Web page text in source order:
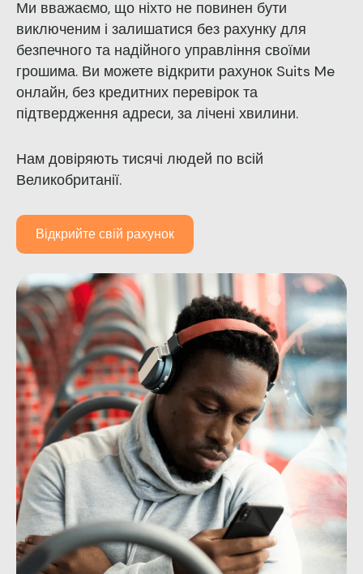
Ми вважаємо, що ніхто не повинен бути
виключеним і залишатися без рахунку для
безпечного та надійного управління своїми
грошима. Ви можете відкрити рахунок Suits Me
онлайн, без кредитних перевірок та
підтвердження адреси, за лічені хвилини.
Нам довіряють тисячі людей по всій
Великобританії.
Відкрийте свій рахунок